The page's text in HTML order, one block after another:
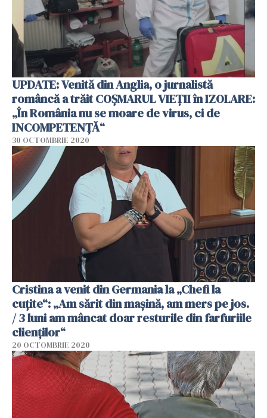
UPDATE: Venită din Anglia, o jurnalistă
româncă a trăit COȘMARUL VIEȚII în IZOLARE:
„În România nu se moare de virus, ci de
INCOMPETENȚĂ“
30 OCTOMBRIE 2020
Cristina a venit din Germania la „Chefi la
cuțite“: „Am sărit din mașină, am mers pe jos.
/ 3 luni am mâncat doar resturile din farfuriile
clienților“
20 OCTOMBRIE 2020